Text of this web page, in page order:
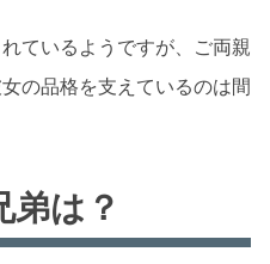
ているようですが、ご両親
の品格を支えているのは間
弟は？